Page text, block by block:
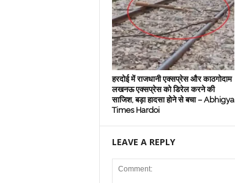
हरदोई में राजधानी एक्सप्रेस और काठगोदाम
लखनऊ एक्सप्रेस को डिरेल करने की
साजिश, बड़ा हादसा होने से बचा – Abhigya
Times Hardoi
LEAVE A REPLY